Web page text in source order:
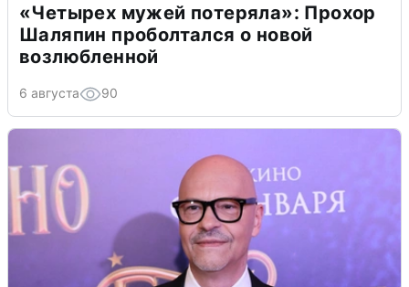
«Четырех мужей потеряла»: Прохор
Шаляпин проболтался о новой
возлюбленной
6 августа 90